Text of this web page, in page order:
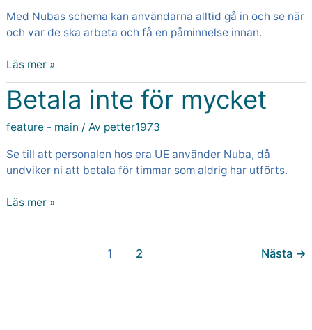
Med Nubas schema kan användarna alltid gå in och se när
och var de ska arbeta och få en påminnelse innan.
Läs mer »
Betala inte för mycket
feature - main / Av petter1973
Se till att personalen hos era UE använder Nuba, då
undviker ni att betala för timmar som aldrig har utförts.
Betala
inte
för
Läs mer »
1 2 Nästa →